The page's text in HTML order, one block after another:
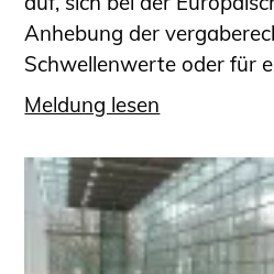
Anhebung der
Schwellenwerte oder für
Meldung lesen